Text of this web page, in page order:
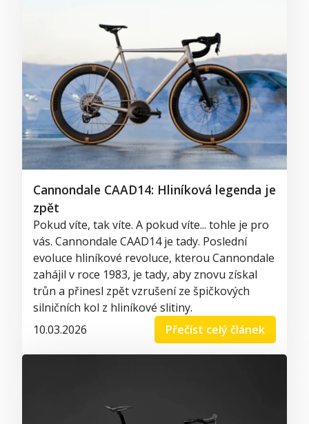
Cannondale CAAD14: Hliníková legenda je
zpět
Pokud víte, tak víte. A pokud víte... tohle je pro
vás. Cannondale CAAD14 je tady. Poslední
evoluce hliníkové revoluce, kterou Cannondale
zahájil v roce 1983, je tady, aby znovu získal
trůn a přinesl zpět vzrušení ze špičkových
silničních kol z hliníkové slitiny.
10.03.2026
Přečíst celý článek